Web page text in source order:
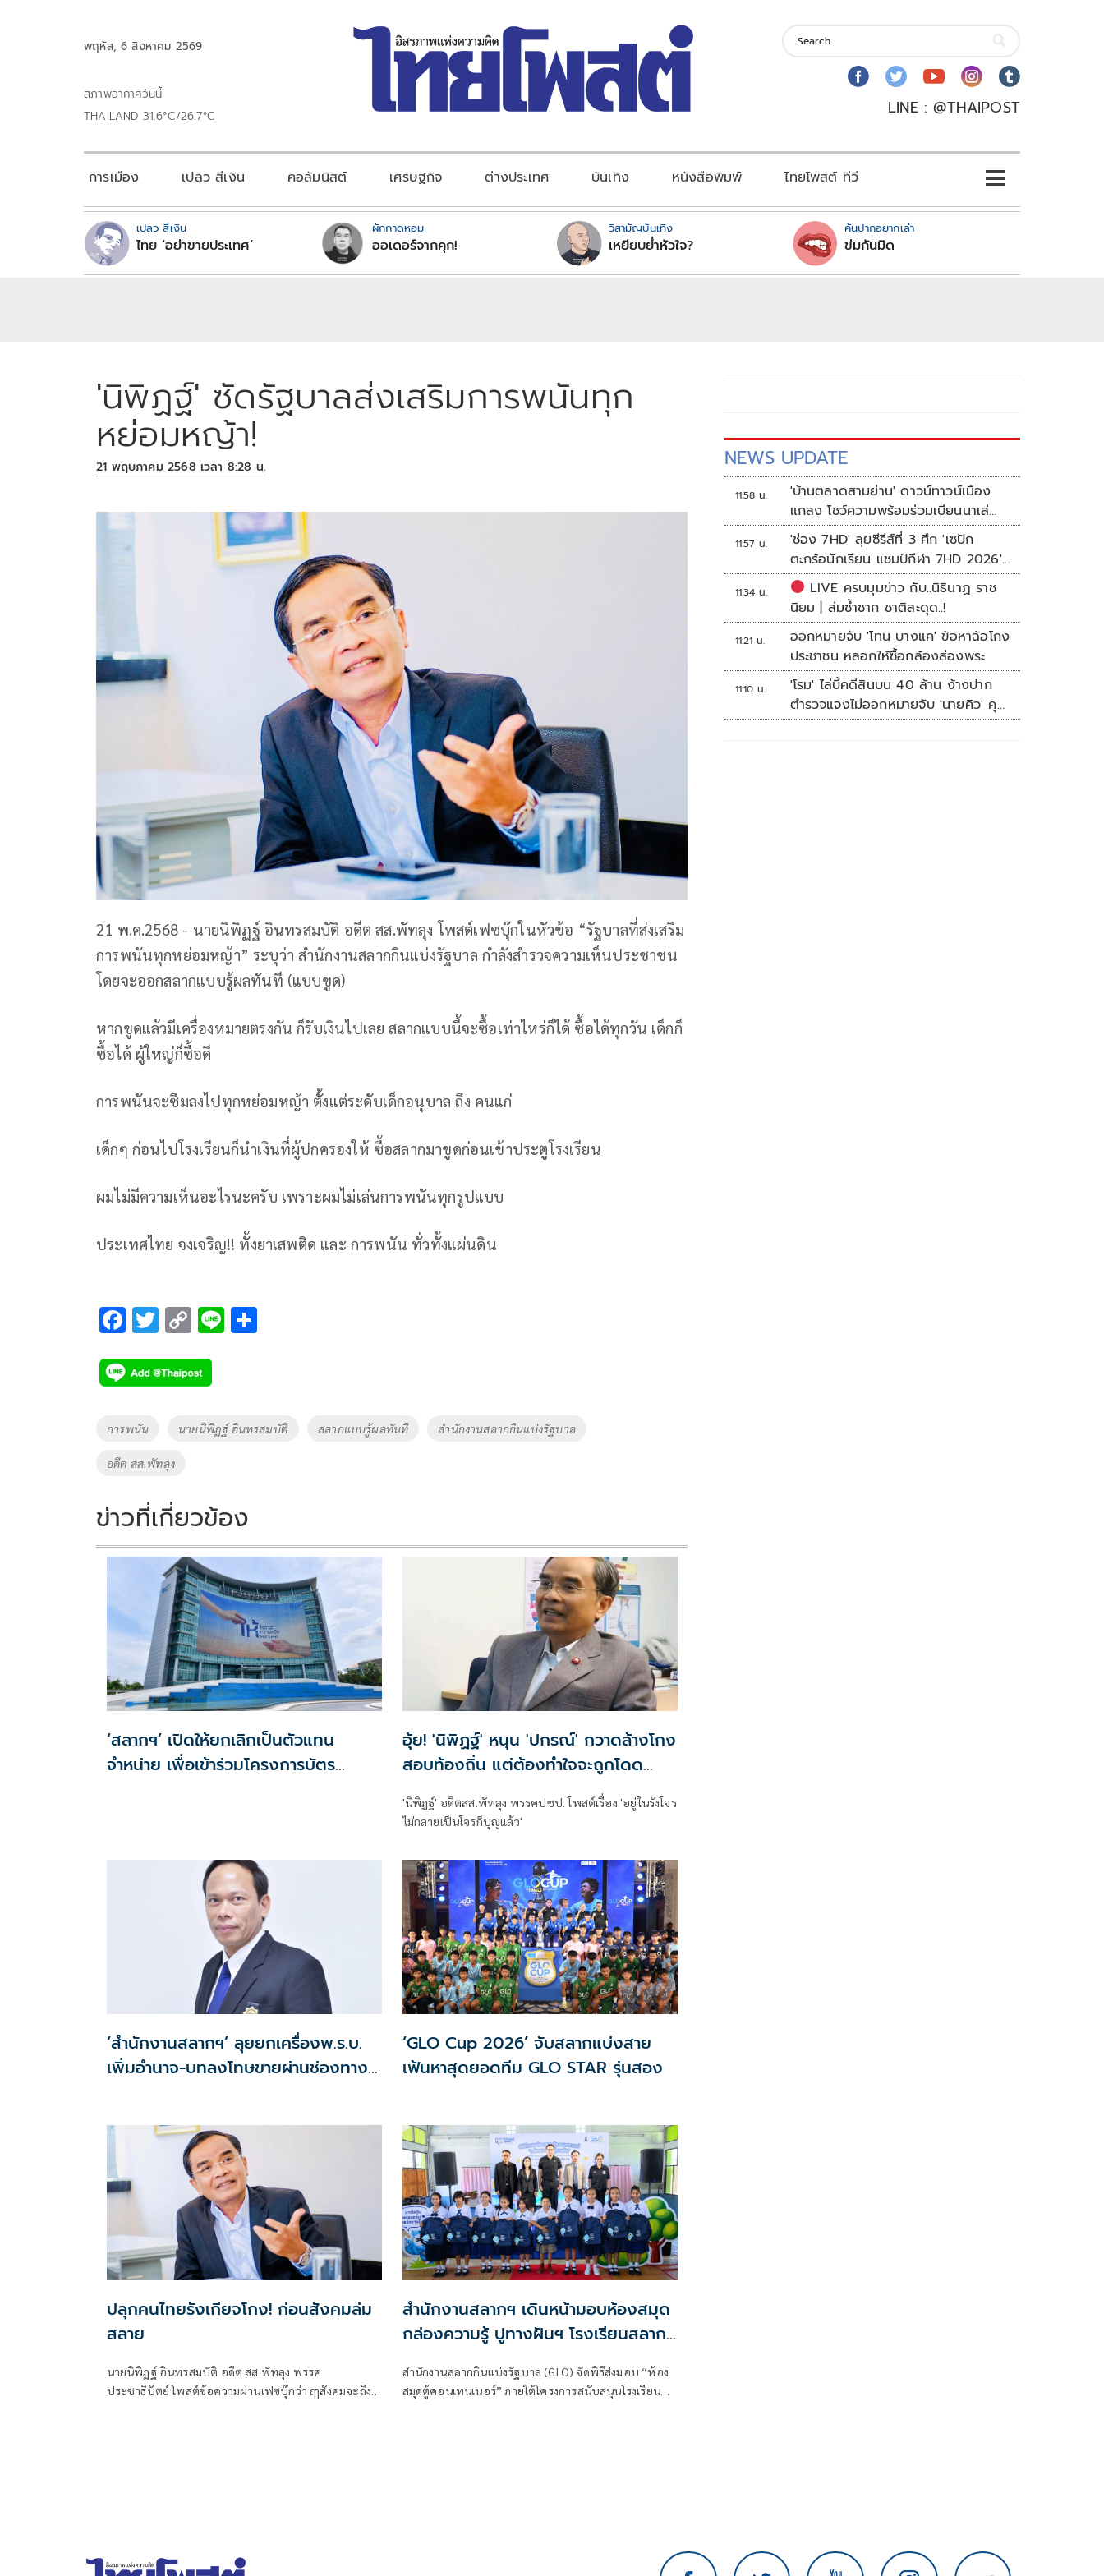
พฤหัส, 6 สิงหาคม 2569
สภาพอากาศวันนี้
THAILAND 31.6°C/26.7°C
LINE : @THAIPOST
การเมือง เปลว สีเงิน คอลัมนิสต์ เศรษฐกิจ ต่างประเทศ บันเทิง หนังสือพิมพ์ ไทยโพสต์ ทีวี
เปลว สีเงิน
ไทย ‘อย่าขายประเทศ’
ผักกาดหอม
ออเดอร์จากคุก!
วิสามัญบันเทิง
เหยียบย่ำหัวใจ?
คันปากอยากเล่า
ข่มกันมิด
'นิพิฏฐ์' ซัดรัฐบาลส่งเสริมการพนันทุก
หย่อมหญ้า!
21 พฤษภาคม 2568 เวลา 8:28 น.
21 พ.ค.2568 - นายนิพิฏฐ์ อินทรสมบัติ อดีต สส.พัทลุง โพสต์เฟซบุ๊กในหัวข้อ “รัฐบาลที่ส่งเสริม
การพนันทุกหย่อมหญ้า” ระบุว่า สำนักงานสลากกินแบ่งรัฐบาล กำลังสำรวจความเห็นประชาชน
โดยจะออกสลากแบบรู้ผลทันที (แบบขูด)
หากขูดแล้วมีเครื่องหมายตรงกัน ก็รับเงินไปเลย สลากแบบนี้จะซื้อเท่าไหร่ก็ได้ ซื้อได้ทุกวัน เด็กก็
ซื้อได้ ผู้ใหญ่ก็ซื้อดี
การพนันจะซึมลงไปทุกหย่อมหญ้า ตั้งแต่ระดับเด็กอนุบาล ถึง คนแก่
เด็กๆ ก่อนไปโรงเรียนก็นำเงินที่ผู้ปกครองให้ ซื้อสลากมาขูดก่อนเข้าประตูโรงเรียน
ผมไม่มีความเห็นอะไรนะครับ เพราะผมไม่เล่นการพนันทุกรูปแบบ
ประเทศไทย จงเจริญ!! ทั้งยาเสพติด และ การพนัน ทั่วทั้งแผ่นดิน
F
e
b
o
k
T
tt
er
C
p
y
Li
Li
Tags
การพนัน นายนิพิฏฐ์ อินทรสมบัติ สลากแบบรู้ผลทันที สำนักงานสลากกินแบ่งรัฐบาล
อดีต สส.พัทลุง
ข่าวที่เกี่ยวข้อง
‘สลากฯ’ เปิดให้ยกเลิกเป็นตัวแทน
จำหน่าย เพื่อเข้าร่วมโครงการบัตร
อุ้ย! 'นิพิฏฐ์' หนุน 'ปกรณ์' กวาดล้างโกง
สอบท้องถิ่น แต่ต้องทำใจจะถูกโดด
'นิพิฏฐ์' อดีตสส.พัทลุง พรรคปชป. โพสต์เรื่อง 'อยู่ในรังโจร
ไม่กลายเป็นโจรก็บุญแล้ว'
‘สำนักงานสลากฯ’ ลุยยกเครื่องพ.ร.บ.
เพิ่มอำนาจ-บทลงโทษขายผ่านช่องทาง
‘GLO Cup 2026’ จับสลากแบ่งสาย
เฟ้นหาสุดยอดทีม GLO STAR รุ่นสอง
ปลุกคนไทยรังเกียจโกง! ก่อนสังคมล่ม
สลาย
นายนิพิฏฐ์ อินทรสมบัติ อดีต สส.พัทลุง พรรค
ประชาธิปัตย์ โพสต์ข้อความผ่านเฟซบุ๊กว่า ฤๅสังคมจะถึง
สำนักงานสลากฯ เดินหน้ามอบห้องสมุด
กล่องความรู้ ปูทางฝันฯ โรงเรียนสลาก
ภาคตะวันออก
สำนักงานสลากกินแบ่งรัฐบาล (GLO) จัดพิธีส่งมอบ “ห้อง
สมุดตู้คอนเทนเนอร์” ภายใต้โครงการสนับสนุนโรงเรียน
NEWS UPDATE
11:58 น.
'บ้านตลาดสามย่าน' ดาวน์ทาวน์เมือง
แกลง โชว์ความพร้อมร่วมเบียนนาเล่
ระยอง
11:57 น.
'ช่อง 7HD' ลุยซีรีส์ที่ 3 ศึก 'เซปัก
ตะกร้อนักเรียน แชมป์กีฬา 7HD 2026'
เปิดรับทีมหญิงครั้งแรก
11:34 น.
LIVE ครบมุมข่าว กับ..นิธินาฏ ราช
นิยม | ล่มซ้ำซาก ชาติสะดุด..!
11:21 น.
ออกหมายจับ 'โทน บางแค' ข้อหาฉ้อโกง
ประชาชน หลอกให้ซื้อกล้องส่องพระ
11:10 น.
'โรม' ไล่บี้คดีสินบน 40 ล้าน ง้างปาก
ตำรวจแจงไม่ออกหมายจับ 'นายคิว' คุม
เว็บพนัน